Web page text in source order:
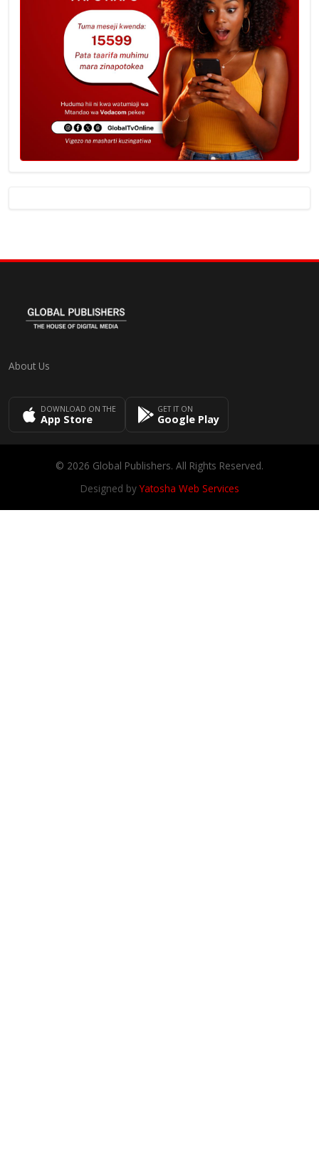
About Us
DOWNLOAD ON THE
App Store
GET IT ON
Google Play
© 2026 Global Publishers. All Rights Reserved.
Designed byYatosha Web Services